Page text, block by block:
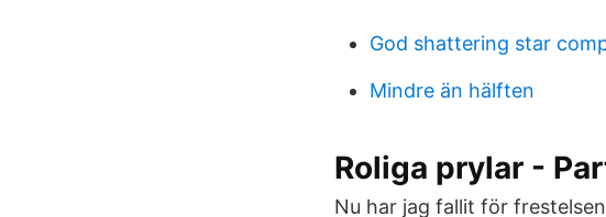
God shattering star
Mindre än hälften
Roliga prylar -
Nu har jag fallit för